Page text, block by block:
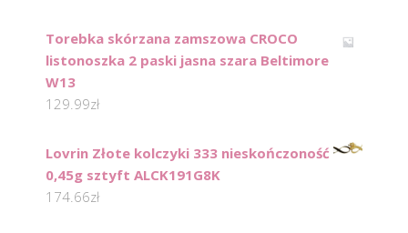
Torebka skórzana zamszowa CROCO
listonoszka 2 paski jasna szara Beltimore
W13
129.99zł
Lovrin Złote kolczyki 333 nieskończoność
0,45g sztyft ALCK191G8K
174.66zł